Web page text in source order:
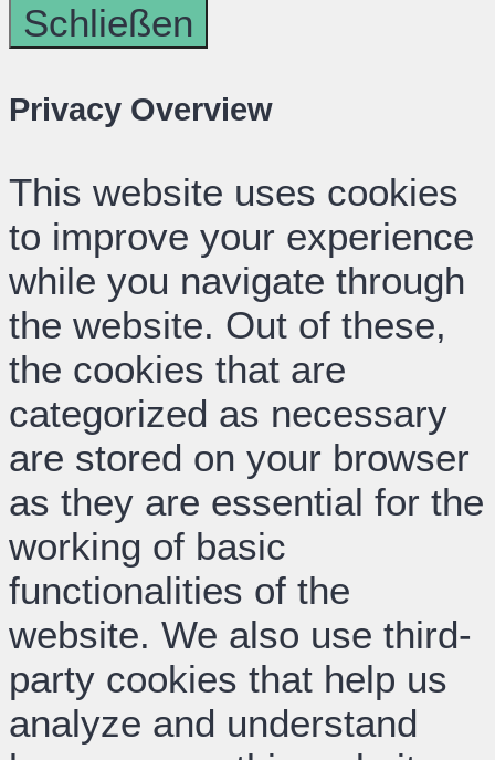
Schließen
Privacy Overview
This website uses cookies
to improve your experience
while you navigate through
the website. Out of these,
the cookies that are
categorized as necessary
are stored on your browser
as they are essential for the
working of basic
functionalities of the
website. We also use third-
party cookies that help us
analyze and understand